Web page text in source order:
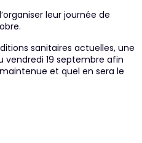
leur journée de
sanitaires actuelles, une
vendredi 19 septembre afin
et quel en sera le